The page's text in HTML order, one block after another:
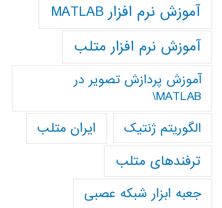
آموزش نرم افزار MATLAB
آموزش نرم افزار متلب
آموزش پردازش تصوير در
MATLAB\
الگوریتم ژنتیک
ایران متلب
ترفندهای متلب
جعبه ابزار شبکه عصبی